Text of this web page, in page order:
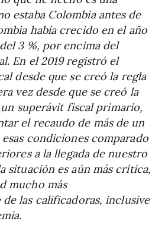
estaba Colombia antes de
había crecido en el año
3 %, por encima del
En el 2019 registró el
desde que se creó la regla
vez desde que se creó la
superávit fiscal primario,
el recaudo de más de un
esas condiciones comparado
a la llegada de nuestro
situación es aún más crítica,
mucho más
las calificadoras, inclusive